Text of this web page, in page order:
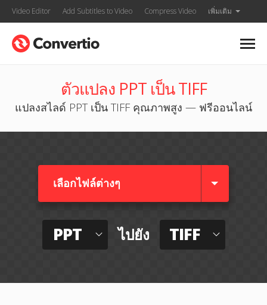
Video Editor Add Subtitles to Video Compress Video เพิ่มเติม
ตัวแปลง PPT เป็น TIFF
แปลงสไลด์ PPT เป็น TIFF คุณภาพสูง — ฟรีออนไลน์
เลือกไฟล์ต่างๆ​
PPT ไปยัง TIFF